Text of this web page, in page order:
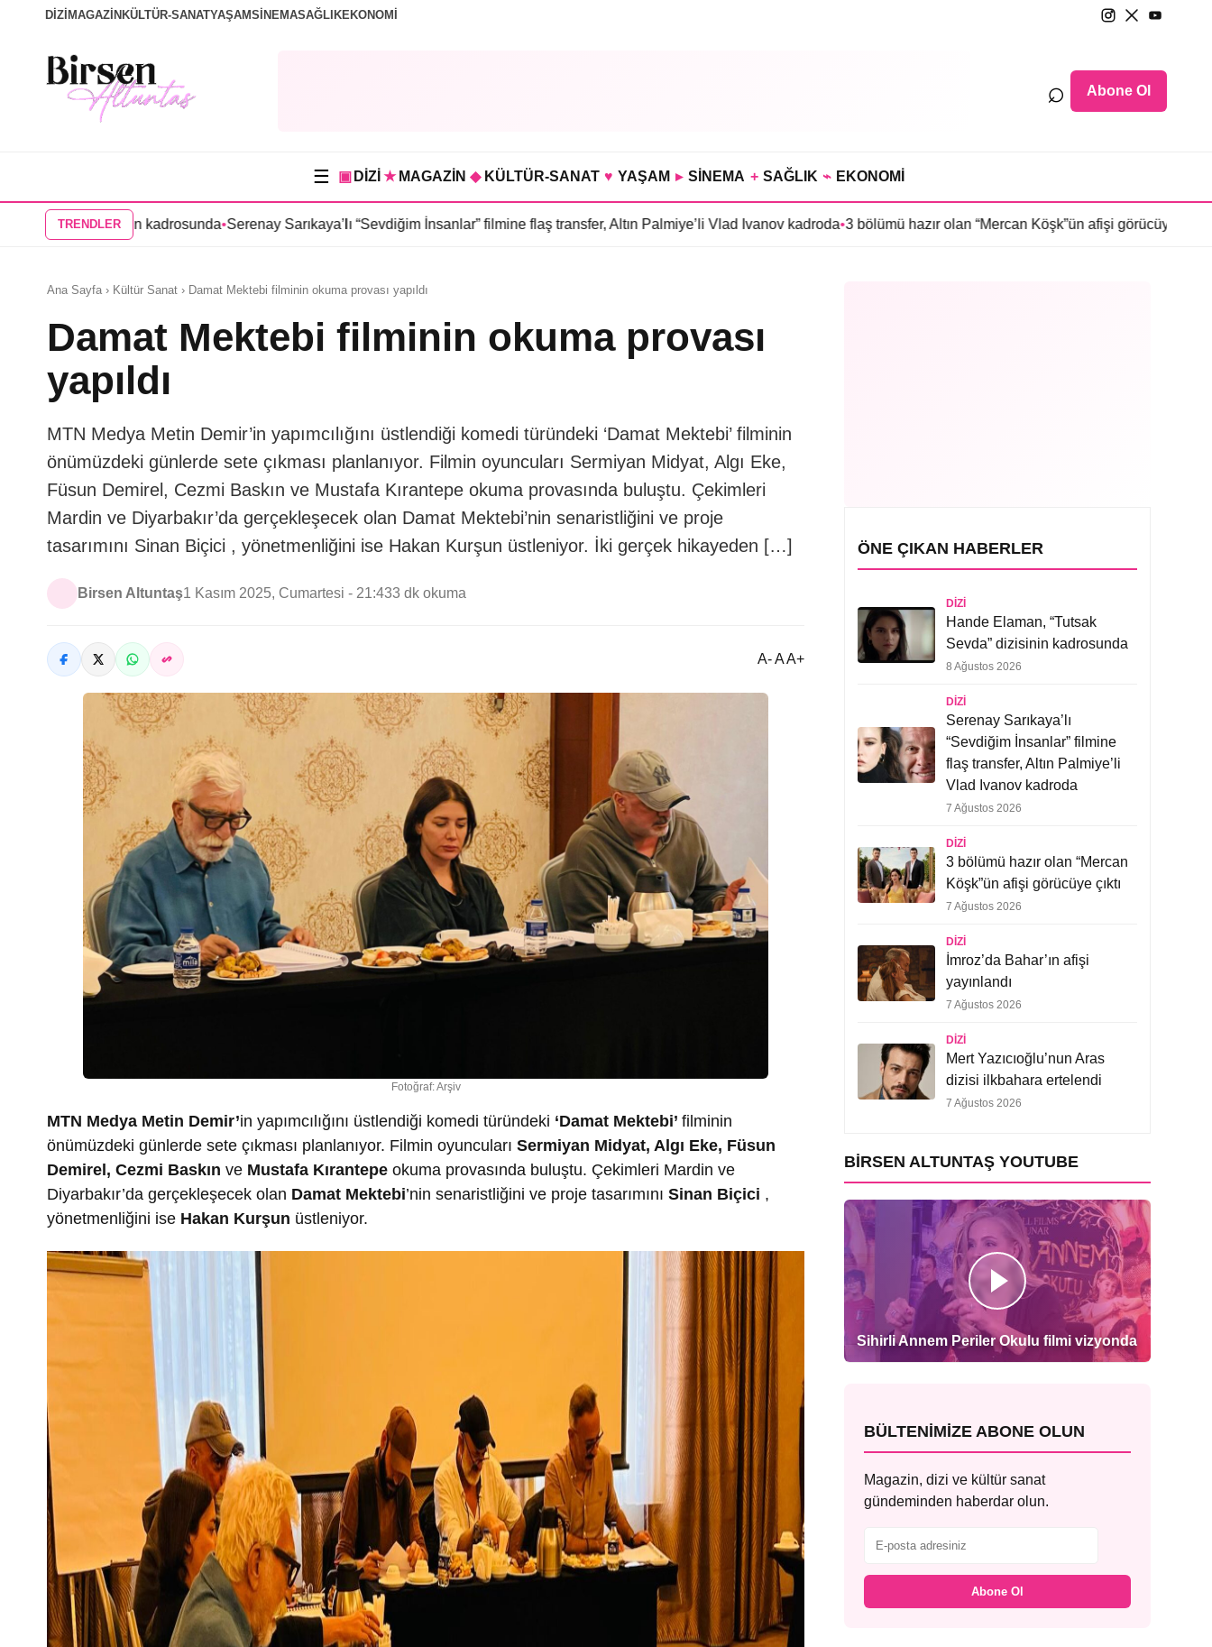
DİZİ MAGAZİN KÜLTÜR-SANATYAŞAMSİNEMASAĞLIKEKONOMİ
⌕ Abone Ol
☰ ▣ DİZİ ★ MAGAZİN ◆ KÜLTÜR-SANAT ♥ YAŞAM ▸ SİNEMA + SAĞLIK ⌁ EKONOMİ
TRENDLER
dizisinin kadrosunda•Serenay Sarıkaya’lı “Sevdiğim İnsanlar” filmine flaş transfer, Altın Palmiye’li Vlad Ivanov kadroda•3 bölümü hazır olan “Mercan Köşk”ün afişi görücüye çıktı•İmroz’da
Ana Sayfa › Kültür Sanat › Damat Mektebi filminin okuma provası yapıldı
Damat Mektebi filminin okuma provası
yapıldı
MTN Medya Metin Demir’in yapımcılığını üstlendiği komedi türündeki ‘Damat Mektebi’ filminin
önümüzdeki günlerde sete çıkması planlanıyor. Filmin oyuncuları Sermiyan Midyat, Algı Eke,
Füsun Demirel, Cezmi Baskın ve Mustafa Kırantepe okuma provasında buluştu. Çekimleri
Mardin ve Diyarbakır’da gerçekleşecek olan Damat Mektebi’nin senaristliğini ve proje
tasarımını Sinan Biçici , yönetmenliğini ise Hakan Kurşun üstleniyor. İki gerçek hikayeden […]
Birsen Altuntaş1 Kasım 2025, Cumartesi - 21:433 dk okuma
A- A A+
Fotoğraf: Arşiv
MTN Medya Metin Demir’in yapımcılığını üstlendiği komedi türündeki ‘Damat Mektebi’ filminin
önümüzdeki günlerde sete çıkması planlanıyor. Filmin oyuncuları Sermiyan Midyat, Algı Eke, Füsun
Demirel, Cezmi Baskın ve Mustafa Kırantepe okuma provasında buluştu. Çekimleri Mardin ve
Diyarbakır’da gerçekleşecek olan Damat Mektebi’nin senaristliğini ve proje tasarımını Sinan Biçici ,
yönetmenliğini ise Hakan Kurşun üstleniyor.
ÖNE ÇIKAN HABERLER
DIZI
Hande Elaman, “Tutsak
Sevda” dizisinin kadrosunda
8 Ağustos 2026
DIZI
Serenay Sarıkaya’lı
“Sevdiğim İnsanlar” filmine
flaş transfer, Altın Palmiye’li
Vlad Ivanov kadroda
7 Ağustos 2026
DIZI
3 bölümü hazır olan “Mercan
Köşk”ün afişi görücüye çıktı
7 Ağustos 2026
DIZI
İmroz’da Bahar’ın afişi
yayınlandı
7 Ağustos 2026
DIZI
Mert Yazıcıoğlu’nun Aras
dizisi ilkbahara ertelendi
7 Ağustos 2026
BIRSEN ALTUNTAŞ YOUTUBE
Sihirli Annem Periler Okulu filmi vizyonda
BÜLTENIMIZE ABONE OLUN
Magazin, dizi ve kültür sanat
gündeminden haberdar olun.
Abone Ol